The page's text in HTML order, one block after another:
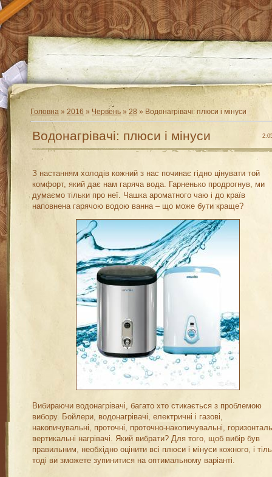
Головна » 2016 » Червень » 28 » Водонагрівачі: плюси і мінуси
Водонагрівачі: плюси і мінуси
З настанням холодів кожний з нас починає гідно цінувати той
комфорт, який дає нам гаряча вода. Гарненько продрогнув, ми
думаємо тільки про неї. Чашка ароматного чаю і до країв
наповнена гарячою водою ванна – що може бути краще?
Вибираючи водонагрівачі, багато хто стикається з проблемою
вибору. Бойлери, водонагрівачі, електричні і газові,
накопичувальні, проточні, проточно-накопичувальні,
вертикальні нагрівачі. Який вибрати? Для того, щоб вибір був
правильним, необхідно оцінити всі плюси і мінуси кожного, і
тоді ви зможете зупинитися на оптимальному варіанті.